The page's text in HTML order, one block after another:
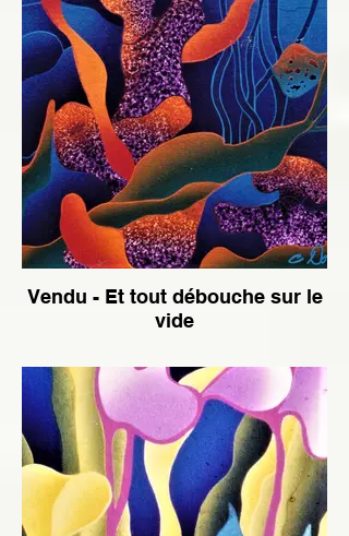
Vendu - Et tout débouche sur le
vide